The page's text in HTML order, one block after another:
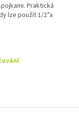
Praktická
lze použít 1/2”a